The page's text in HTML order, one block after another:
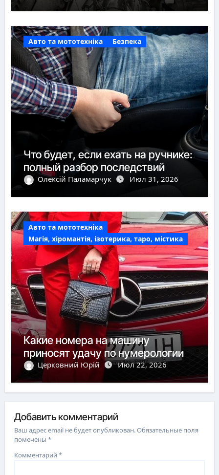
Авто та мототехніка Безпека
Что будет, если ехать на ручнике:
полный разбор последствий
Олексій Паламарчук Июл 31, 2026
Авто та мототехніка
Магія, хіромантія, ізотерика, таро, містика
Какие номера на машину
приносят удачу по нумерологии
Церковний Юрій Июл 22, 2026
Добавить комментарий
Ваш адрес email не будет опубликован.Обязательные поля
помечены*
Комментарий*